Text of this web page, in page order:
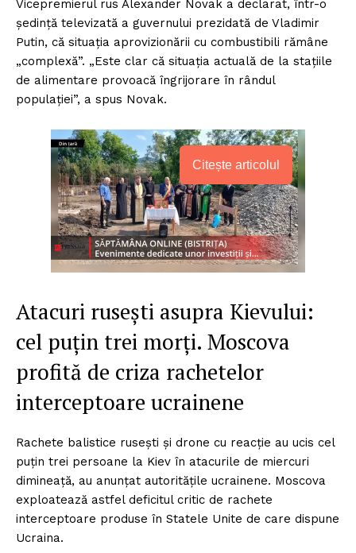
Vicepremierul rus Alexander Novak a declarat, într-o
ședință televizată a guvernului prezidată de Vladimir
Putin, că situația aprovizionării cu combustibili rămâne
„complexă”. „Este clar că situația actuală de la stațiile
de alimentare provoacă îngrijorare în rândul
populației”, a spus Novak.
Citește articolul
Atacuri rusești asupra Kievului:
cel puțin trei morți. Moscova
profită de criza rachetelor
interceptoare ucrainene
Rachete balistice rusești și drone cu reacție au ucis cel
puțin trei persoane la Kiev în atacurile de miercuri
dimineață, au anunțat autoritățile ucrainene. Moscova
exploatează astfel deficitul critic de rachete
interceptoare produse în Statele Unite de care dispune
Ucraina.